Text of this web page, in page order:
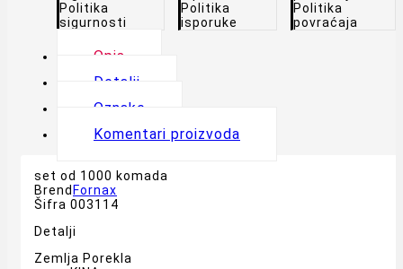
Politika
sigurnosti
Politika
isporuke
Politika
povraćaja
Opis
Detalji
Oznake
Komentari proizvoda
set od 1000 komada
Brend Fornax
Šifra 003114
Detalji
Zemlja Porekla